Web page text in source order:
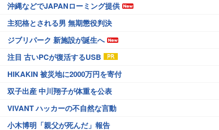
沖縄などでJAPANローミング提供
主犯格とされる男 無期懲役判決
ジブリパーク 新施設が誕生へ
注目 古いPCが復活するUSB
HIKAKIN 被災地に2000万円を寄付
双子出産 中川翔子が体重を公表
VIVANT ハッカーの不自然な言動
小木博明「親父が死んだ」報告